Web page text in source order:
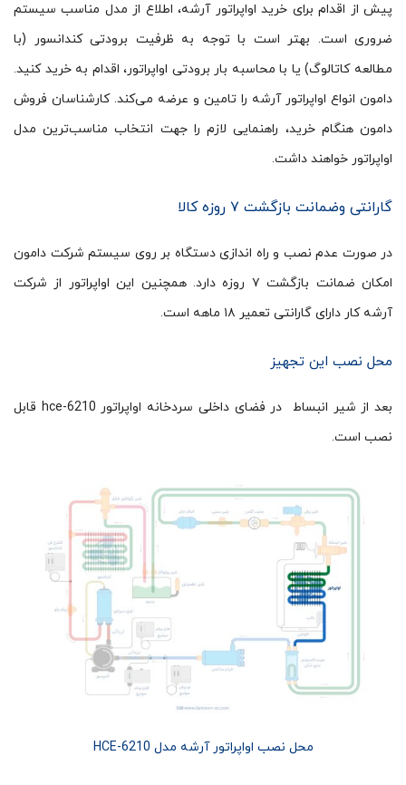
پیش از اقدام برای خرید اواپراتور آرشه، اطلاع از مدل مناسب سیستم
ضروری است. بهتر است با توجه به ظرفیت برودتی کندانسور (با
مطالعه کاتالوگ) یا با محاسبه بار برودتی اواپراتور، اقدام به خرید کنید.
دامون انواع اواپراتور آرشه را تامین و عرضه می‌کند. کارشناسان فروش
دامون هنگام خرید، راهنمایی لازم را جهت انتخاب مناسب‌ترین مدل
اواپراتور خواهند داشت.
گارانتی وضمانت بازگشت ۷ روزه کالا
در صورت عدم نصب و راه اندازی دستگاه بر روی سیستم شرکت دامون
امکان ضمانت بازگشت ۷ روزه دارد. همچنین این اواپراتور از شرکت
آرشه کار دارای گارانتی تعمیر ۱۸ ماهه است.
محل نصب این تجهیز
بعد از شیر انبساط در فضای داخلی سردخانه اواپراتور hce-6210 قابل
نصب است.
محل نصب اواپراتور آرشه مدل HCE-6210